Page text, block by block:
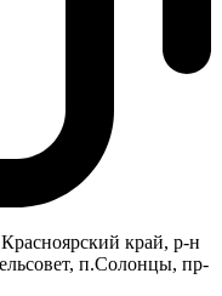
край, р-н
п.Солонцы, пр-